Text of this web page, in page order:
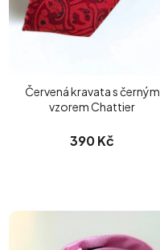
Červená kravata s černým
vzorem Chattier
390 Kč